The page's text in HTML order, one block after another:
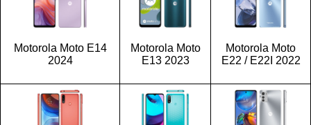
Motorola Moto E14
2024
Motorola Moto
E13 2023
Motorola Moto
E22 / E22I 2022